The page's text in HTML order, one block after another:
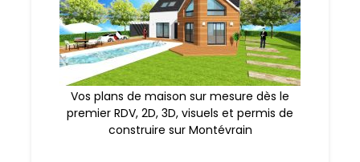
Vos plans de maison sur mesure dès le
premier RDV, 2D, 3D, visuels et permis de
construire sur Montévrain